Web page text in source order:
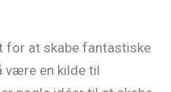
for at skabe fantastiske
være en kilde til